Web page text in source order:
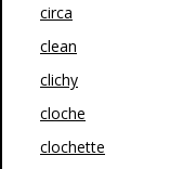
circa
clean
clichy
cloche
clochette